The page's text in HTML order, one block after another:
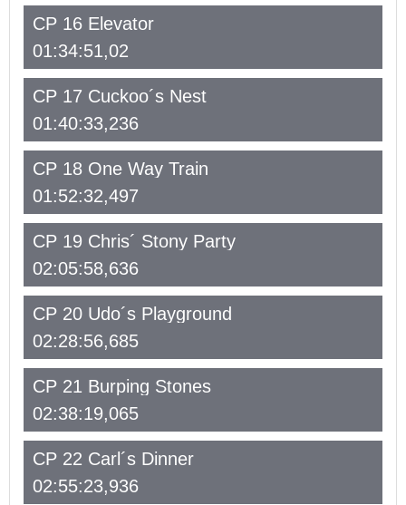
CP 16 Elevator
01:34:51,02
CP 17 Cuckoo´s Nest
01:40:33,236
CP 18 One Way Train
01:52:32,497
CP 19 Chris´ Stony Party
02:05:58,636
CP 20 Udo´s Playground
02:28:56,685
CP 21 Burping Stones
02:38:19,065
CP 22 Carl´s Dinner
02:55:23,936